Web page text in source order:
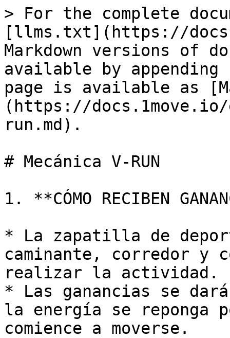
> For the complete
[llms.txt](https://
Markdown versions of
available by
page is available as
(https://
run.md).
# Mecánica V-RUN
1. **CÓMO RECIBEN
* La zapatilla de
caminante, corredor y
realizar la actividad.
* Las ganancias se
la energía se reponga
comience a moverse.